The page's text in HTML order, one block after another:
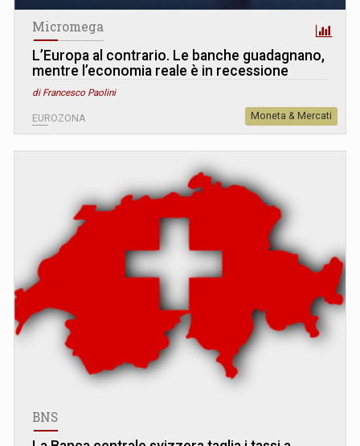
Micromega
L’Europa al contrario. Le banche guadagnano,
mentre l’economia reale è in recessione
di Francesco Paolini
EUROZONA Moneta & Mercati
BNS